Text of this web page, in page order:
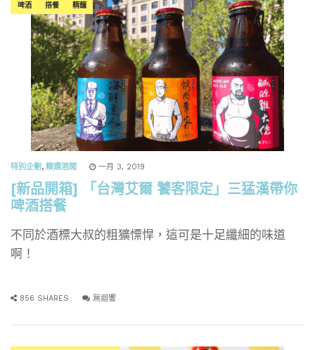
啤酒 搭餐 精釀
特別企劃 , 精選酒聞 一月 3, 2019
[新品開箱] 「台灣艾爾 饕客限定」三猛漢帶你
啤酒搭餐
不同於酒標大叔的粗獷慓悍，這可是十足纖細的味道
啊！
856 SHARES 無迴響